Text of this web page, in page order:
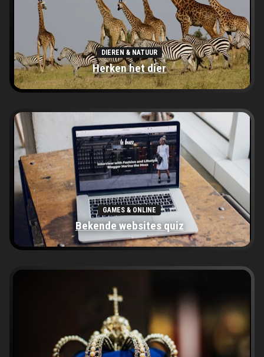
DIEREN & NATUUR
Herken het dier
GAMES & ONLINE
Bekende websites quiz